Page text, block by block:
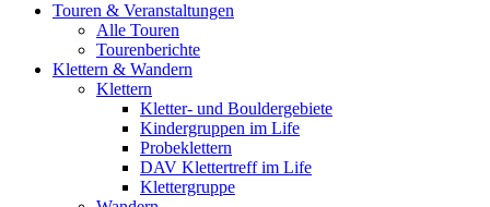
Touren & Veranstaltungen
Alle Touren
Tourenberichte
Klettern & Wandern
Klettern
Kletter- und Bouldergebiete
Kindergruppen im Life
Probeklettern
DAV Klettertreff im Life
Klettergruppe